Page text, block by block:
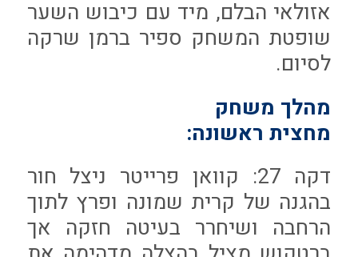
אזולאי הבלם, מיד עם כיבוש השער
שופטת המשחק ספיר ברמן שרקה
לסיום.
מהלך משחק
מחצית ראשונה:
דקה 27: קוואן פרייטר ניצל חור
בהגנה של קרית שמונה ופרץ לתוך
הרחבה ושיחרר בעיטה חזקה אך